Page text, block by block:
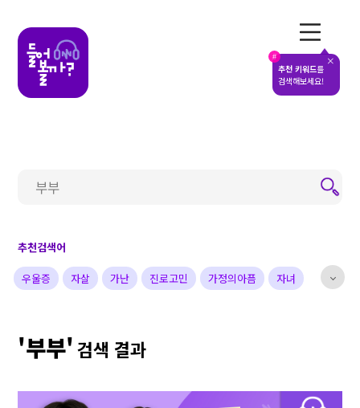
#
추천 키워드를
검색해보세요!
추천검색어
우울증 자살 가난 진로고민 가정의아픔 자녀
선한영향력 예술&영감
'부부'검색 결과